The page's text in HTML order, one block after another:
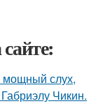
мощный слух,
Чикин.